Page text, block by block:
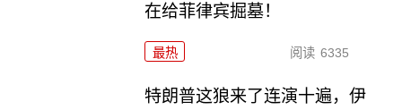
在给菲律宾掘墓！
最热 阅读 6335
特朗普这狼来了连演十遍，伊